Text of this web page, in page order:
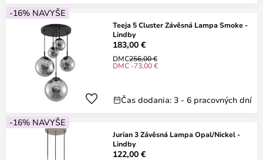
-16% NAVYŠE
Teeja 5 Cluster Závěsná Lampa Smoke -
Lindby
183,00 €
DMC256,00 €
DMC -73,00 €
Čas dodania: 3 - 6 pracovných dní
-16% NAVYŠE
Jurian 3 Závěsná Lampa Opal/Nickel -
Lindby
122,00 €